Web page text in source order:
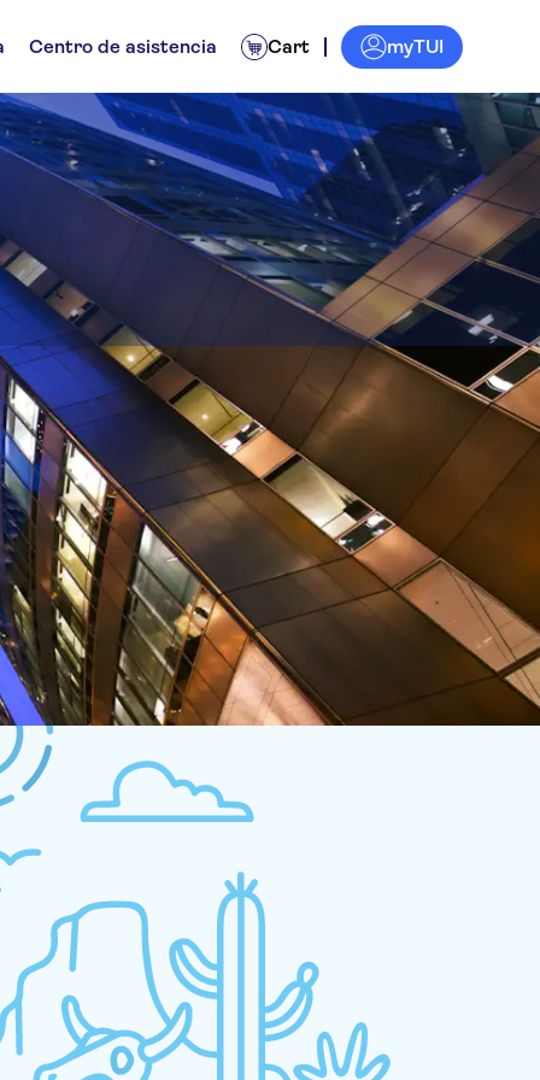
Centro de asistencia Cart myTUI
Center
experiencia
again a different search.